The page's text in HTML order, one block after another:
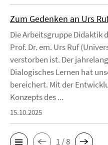
Zum Gedenken an Urs
Die Arbeitsgruppe Didaktik
Prof. Dr. em. Urs Ruf
verstorben ist. Der
Dialogisches Lernen hat
bereichert. Mit der
Konzepts des ...
15.10.2025
1 / 8